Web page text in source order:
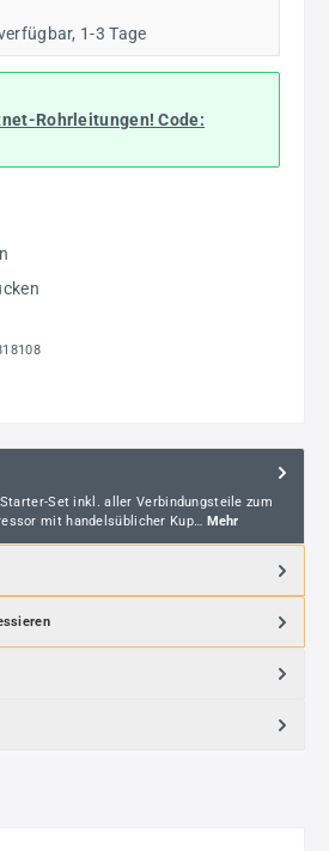
1-3 Tage
Rohrleitungen! Code:
Set inkl. aller Verbindungsteile zum
mit handelsüblicher Kup… Mehr